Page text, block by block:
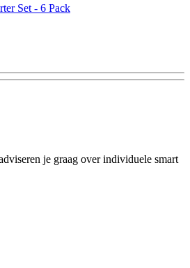
Set - 6 Pack
je graag over individuele smart